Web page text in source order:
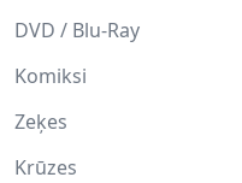
DVD / Blu-Ray
Komiksi
Zeķes
Krūzes